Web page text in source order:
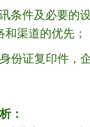
条件及必要的
渠道的优先；
份证复印件，
：